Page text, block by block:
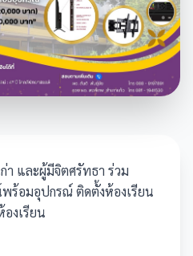
า และผู้มีจิตศรัทธา ร่วม
ร้อมอุปกรณ์ ติดตั้งห้องเรียน
งเรียน